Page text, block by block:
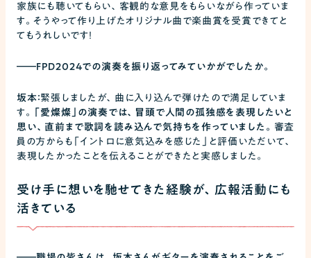
家族にも聴いてもらい、客観的な意見をもらいながら作っていま
す。そうやって作り上げたオリジナル曲で楽曲賞を受賞できてと
てもうれしいです！
――FPD2024での演奏を振り返ってみていかがでしたか。
坂本：緊張しましたが、曲に入り込んで弾けたので満足していま
す。
「愛燦燦」の演奏では、冒頭で人間の孤独感を表現したいと
思い、直前まで歌詞を読み込んで気持ちを作っていました。 審査
員の方からも「イントロに意気込みを感じた」と評価いただいて、
表現したかったことを伝えることができたと実感しました。
受け手に想いを馳せてきた経験が、広報活動にも
活きている